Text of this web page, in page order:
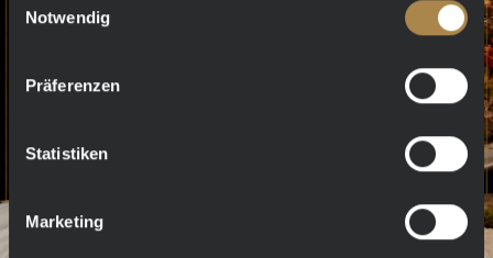
Notwendig
Präferenzen
Statistiken
Marketing